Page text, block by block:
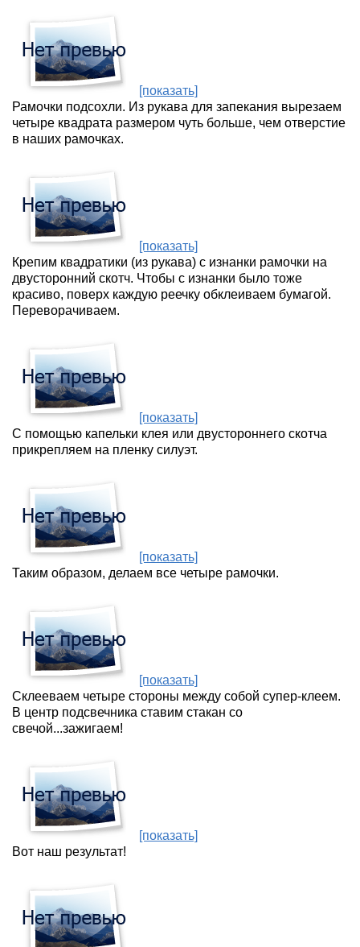
[показать]
Рамочки подсохли. Из рукава для запекания вырезаем
четыре квадрата размером чуть больше, чем отверстие
в наших рамочках.
[показать]
Крепим квадратики (из рукава) с изнанки рамочки на
двусторонний скотч. Чтобы с изнанки было тоже
красиво, поверх каждую реечку обклеиваем бумагой.
Переворачиваем.
[показать]
С помощью капельки клея или двустороннего скотча
прикрепляем на пленку силуэт.
[показать]
Таким образом, делаем все четыре рамочки.
[показать]
Склееваем четыре стороны между собой супер-клеем.
В центр подсвечника ставим стакан со
свечой...зажигаем!
[показать]
Вот наш результат!